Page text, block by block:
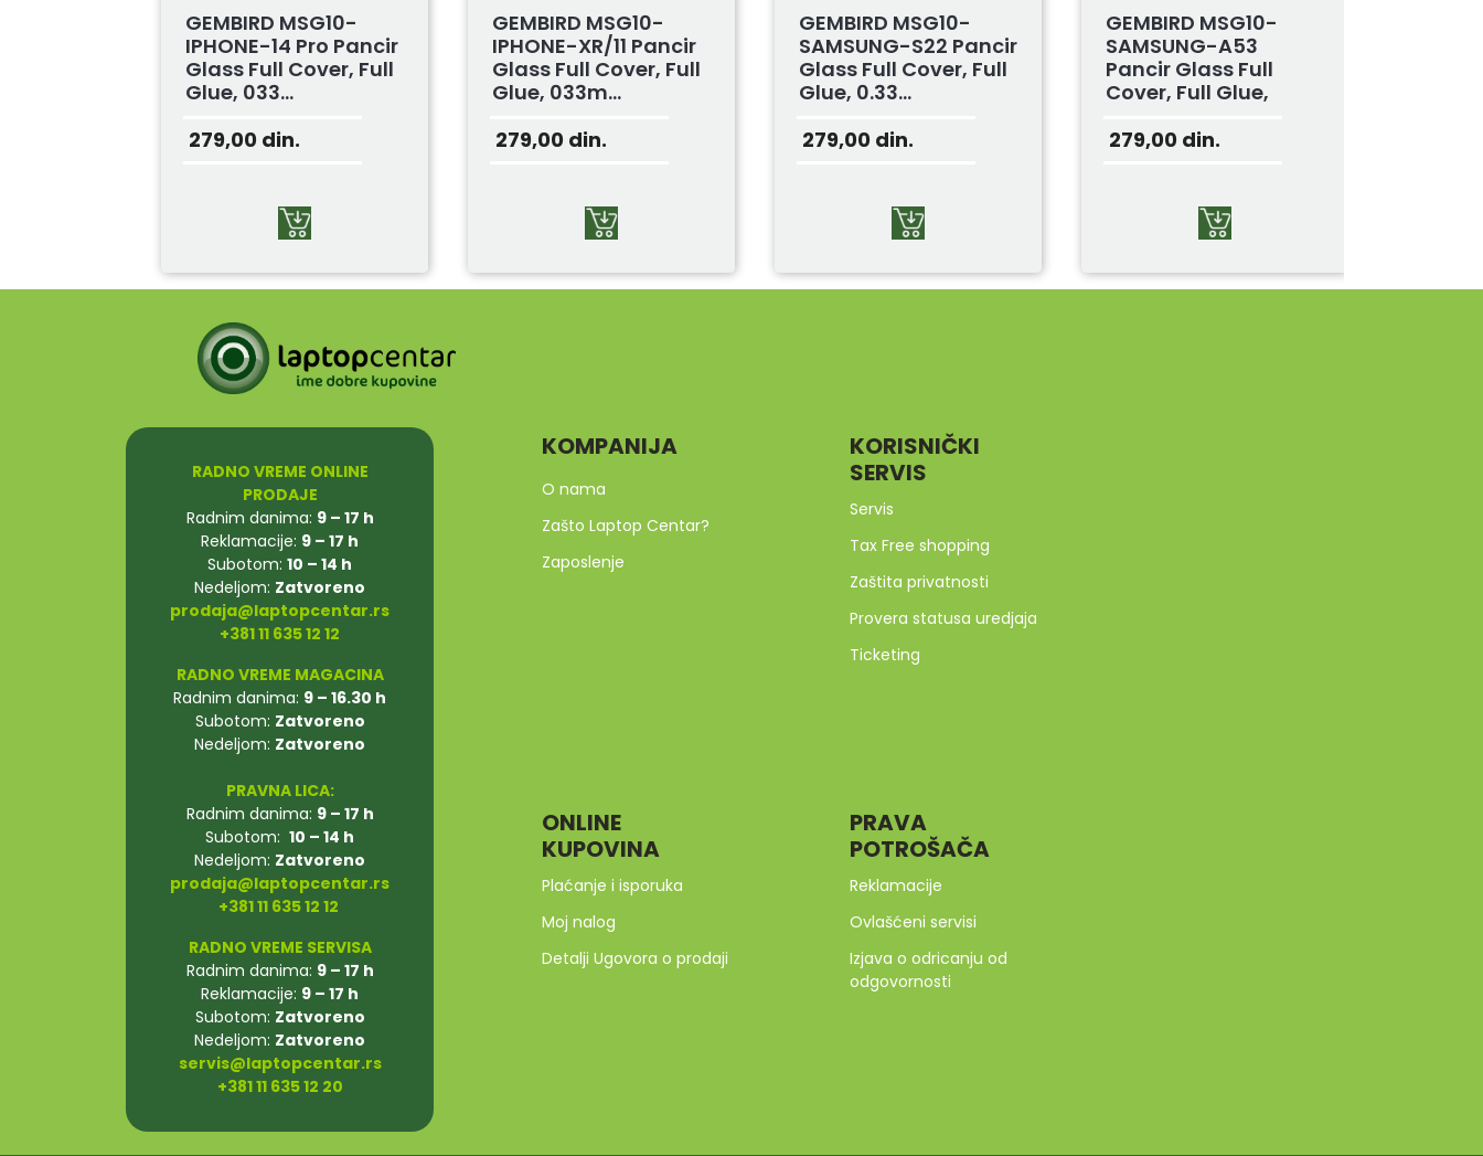
GEMBIRD MSG10-
IPHONE-14 Pro Pancir
Glass Full Cover, Full
Glue, 033...
279,00 din.
GEMBIRD MSG10-
IPHONE-XR/11 Pancir
Glass Full Cover, Full
Glue, 033m...
279,00 din.
GEMBIRD MSG10-
SAMSUNG-S22 Pancir
Glass Full Cover, Full
Glue, 0.33...
279,00 din.
GEMBIRD MSG10-
SAMSUNG-A53
Pancir Glass Full
Cover, Full Glue,
279,00 din.
RADNO VREME ONLINE
PRODAJE
Radnim danima: 9 – 17 h
Reklamacije: 9 – 17 h
Subotom: 10 – 14 h
Nedeljom: Zatvoreno
prodaja@laptopcentar.rs
+381 11 635 12 12
RADNO VREME MAGACINA
Radnim danima: 9 – 16.30 h
Subotom: Zatvoreno
Nedeljom: Zatvoreno
PRAVNA LICA:
Radnim danima: 9 – 17 h
Subotom: 10 – 14 h
Nedeljom: Zatvoreno
prodaja@laptopcentar.rs
+381 11 635 12 12
RADNO VREME SERVISA
Radnim danima: 9 – 17 h
Reklamacije: 9 – 17 h
Subotom: Zatvoreno
Nedeljom: Zatvoreno
servis@laptopcentar.rs
+381 11 635 12 20
KOMPANIJA
O nama
Zašto Laptop Centar?
Zaposlenje
KORISNIČKI
SERVIS
Servis
Tax Free shopping
Zaštita privatnosti
Provera statusa uredjaja
Ticketing
ONLINE
KUPOVINA
Plaćanje i isporuka
Moj nalog
Detalji Ugovora o prodaji
PRAVA
POTROŠAČA
Reklamacije
Ovlašćeni servisi
Izjava o odricanju od
odgovornosti